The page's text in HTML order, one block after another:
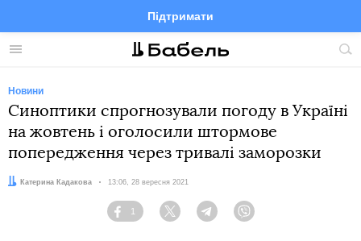
Меню
Підтримати
FacebookTelegramTwitter
Новини
Синоптики спрогнозували погоду в Україні
на жовтень і оголосили штормове
попередження через тривалі заморозки
Автор:Катерина Кадакова Дата:
13:06, 28 вересня 2021
Facebook
1
Twitter TelegramViber